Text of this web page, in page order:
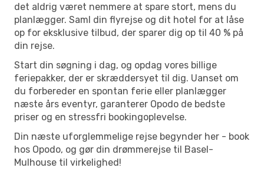
det aldrig været nemmere at spare stort, mens du
planlægger. Saml din flyrejse og dit hotel for at låse
op for eksklusive tilbud, der sparer dig op til 40 % på
din rejse.
Start din søgning i dag, og opdag vores billige
feriepakker, der er skræddersyet til dig. Uanset om
du forbereder en spontan ferie eller planlægger
næste års eventyr, garanterer Opodo de bedste
priser og en stressfri bookingoplevelse.
Din næste uforglemmelige rejse begynder her - book
hos Opodo, og gør din drømmerejse til Basel-
Mulhouse til virkelighed!